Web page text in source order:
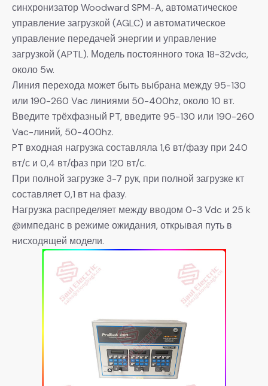
синхронизатор Woodward SPM-A, автоматическое
управление загрузкой (AGLC) и автоматическое
управление передачей энергии и управление
загрузкой (APTL). Модель постоянного тока 18-32vdc,
около 5w.
Линия перехода может быть выбрана между 95-130
или 190-260 Vac линиями 50-400hz, около 10 вт.
Введите трёхфазный PT, введите 95-130 или 190-260
Vac-линий, 50-400hz.
PT входная нагрузка составляла 1,6 вт/фазу при 240
вт/с и 0,4 вт/фаз при 120 вт/с.
При полной загрузке 3-7 рук, при полной загрузке кт
составляет 0,1 вт на фазу.
Нагрузка распределяет между вводом 0-3 Vdc и 25 k
@импеданс в режиме ожидания, открывая путь в
нисходящей модели.